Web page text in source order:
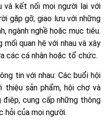
và kết nối mọi người lại với
gặp gỡ, giao lưu với những
ngành nghề hoặc mục tiêu.
quan hệ với nhau và xây
các cá nhân hoặc tổ chức.
tin với nhau: Các buổi hội
thiệu sản phẩm, hội chợ và
cung cấp những thông
hỏi của mọi người.